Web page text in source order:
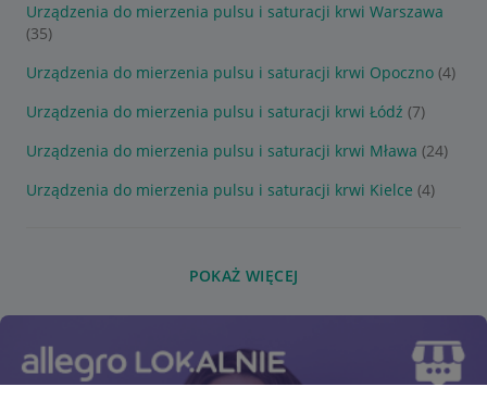
Urządzenia do mierzenia pulsu i saturacji krwi Warszawa
(35)
Urządzenia do mierzenia pulsu i saturacji krwi Opoczno (4)
Urządzenia do mierzenia pulsu i saturacji krwi Łódź (7)
Urządzenia do mierzenia pulsu i saturacji krwi Mława (24)
Urządzenia do mierzenia pulsu i saturacji krwi Kielce (4)
POKAŻ WIĘCEJ